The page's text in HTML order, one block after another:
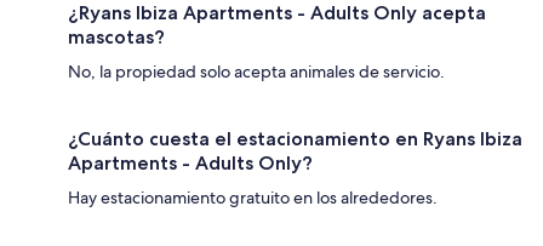
¿Ryans Ibiza Apartments - Adults Only acepta
mascotas?
No, la propiedad solo acepta animales de servicio.
¿Cuánto cuesta el estacionamiento en Ryans Ibiza
Apartments - Adults Only?
Hay estacionamiento gratuito en los alrededores.